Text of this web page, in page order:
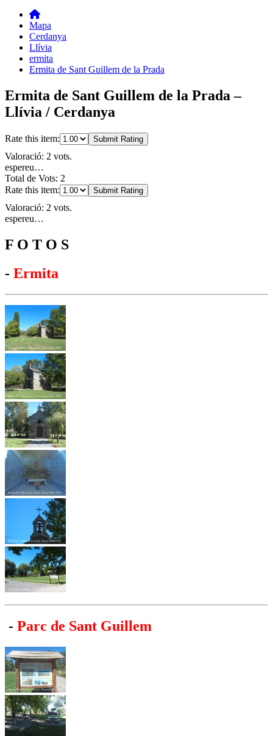
Mapa
Cerdanya
Llívia
ermita
Ermita de Sant Guillem de la Prada
Ermita de Sant Guillem de la Prada –
Llívia / Cerdanya
Rate this item: Submit Rating
Valoració: 2 vots.
espereu…
Total de Vots: 2
Rate this item:
Submit Rating
Valoració: 2 vots.
espereu…
F O T O S
- Ermita
- Parc de Sant Guillem